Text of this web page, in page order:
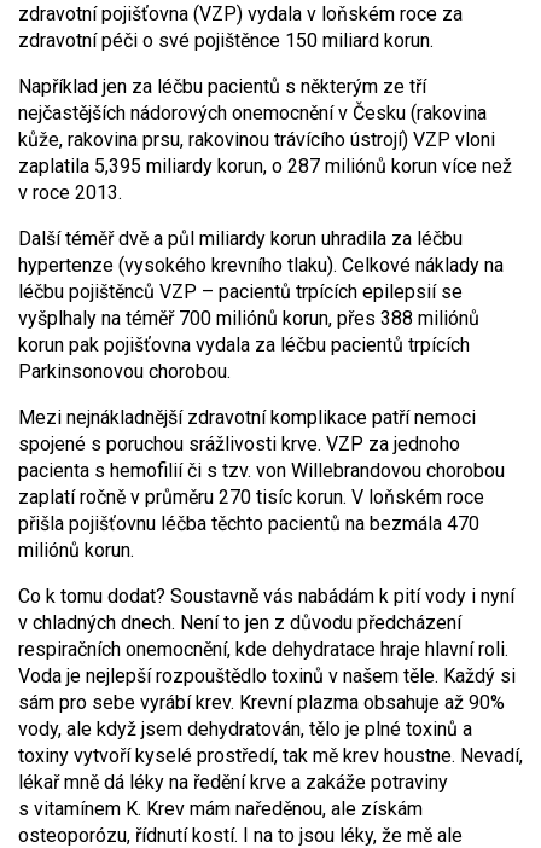
zdravotní pojišťovna (VZP) vydala v loňském roce za
zdravotní péči o své pojištěnce 150 miliard korun.
Například jen za léčbu pacientů s některým ze tří
nejčastějších nádorových onemocnění v Česku (rakovina
kůže, rakovina prsu, rakovinou trávícího ústrojí) VZP vloni
zaplatila 5,395 miliardy korun, o 287 miliónů korun více než
v roce 2013.
Další téměř dvě a půl miliardy korun uhradila za léčbu
hypertenze (vysokého krevního tlaku). Celkové náklady na
léčbu pojištěnců VZP – pacientů trpících epilepsií se
vyšplhaly na téměř 700 miliónů korun, přes 388 miliónů
korun pak pojišťovna vydala za léčbu pacientů trpících
Parkinsonovou chorobou.
Mezi nejnákladnější zdravotní komplikace patří nemoci
spojené s poruchou srážlivosti krve. VZP za jednoho
pacienta s hemofilií či s tzv. von Willebrandovou chorobou
zaplatí ročně v průměru 270 tisíc korun. V loňském roce
přišla pojišťovnu léčba těchto pacientů na bezmála 470
miliónů korun.
Co k tomu dodat? Soustavně vás nabádám k pití vody i nyní
v chladných dnech. Není to jen z důvodu předcházení
respiračních onemocnění, kde dehydratace hraje hlavní roli.
Voda je nejlepší rozpouštědlo toxinů v našem těle. Každý si
sám pro sebe vyrábí krev. Krevní plazma obsahuje až 90%
vody, ale když jsem dehydratován, tělo je plné toxinů a
toxiny vytvoří kyselé prostředí, tak mě krev houstne. Nevadí,
lékař mně dá léky na ředění krve a zakáže potraviny
s vitamínem K. Krev mám naředěnou, ale získám
osteoporózu, řídnutí kostí. I na to jsou léky, že mě ale